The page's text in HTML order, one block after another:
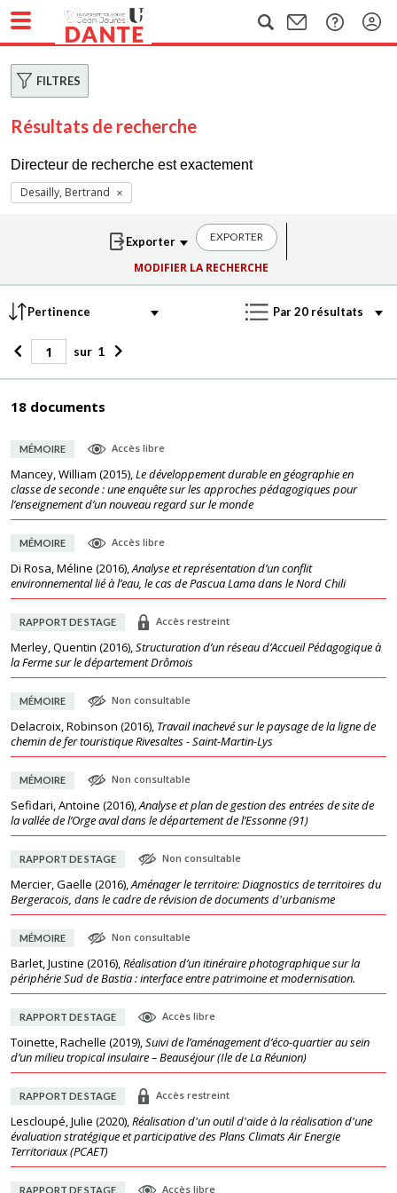
FILTRES
Résultats de recherche
Directeur de recherche est exactement
Desailly, Bertrand
EXPORTER
MODIFIER LA RECHERCHE
sur 1
18 documents
MÉMOIRE Accès libre
Mancey, William (2015),Le développement durable en géographie en
classe de seconde : une enquête sur les approches pédagogiques pour
l’enseignement d’un nouveau regard sur le monde
MÉMOIRE Accès libre
Di Rosa, Méline (2016),Analyse et représentation d’un conflit
environnemental lié à l’eau, le cas de Pascua Lama dans le Nord Chili
RAPPORT DE STAGE Accès restreint
Merley, Quentin (2016),Structuration d’un réseau d’Accueil Pédagogique à
la Ferme sur le département Drômois
MÉMOIRE Non consultable
Delacroix, Robinson (2016), Travail inachevé sur le paysage de la ligne de
chemin de fer touristique Rivesaltes - Saint-Martin-Lys
MÉMOIRE Non consultable
Sefidari, Antoine (2016),Analyse et plan de gestion des entrées de site de
la vallée de l’Orge aval dans le département de l’Essonne (91)
RAPPORT DE STAGE Non consultable
Mercier, Gaelle (2016),Aménager le territoire: Diagnostics de territoires du
Bergeracois, dans le cadre de révision de documents d'urbanisme
MÉMOIRE Non consultable
Barlet, Justine (2016),Réalisation d’un itinéraire photographique sur la
périphérie Sud de Bastia : interface entre patrimoine et modernisation.
RAPPORT DE STAGE Accès libre
Toinette, Rachelle (2019),Suivi de l’aménagement d’éco-quartier au sein
d’un milieu tropical insulaire – Beauséjour (Ile de La Réunion)
RAPPORT DE STAGE Accès restreint
Lescloupé, Julie (2020),Réalisation d'un outil d'aide à la réalisation d'une
évaluation stratégique et participative des Plans Climats Air Energie
Territoriaux (PCAET)
RAPPORT DE STAGE Accès libre